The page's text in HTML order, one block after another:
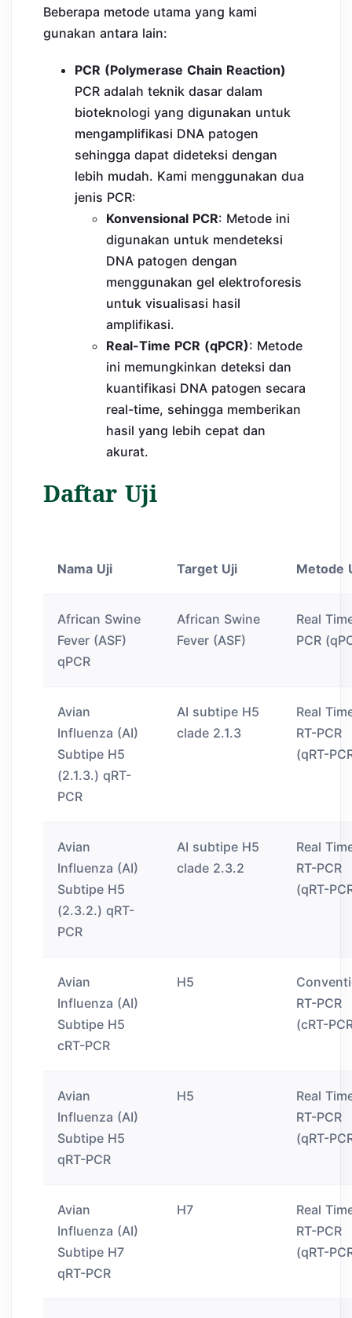
Beberapa metode utama yang kami
gunakan antara lain:
PCR (Polymerase Chain Reaction)
PCR adalah teknik dasar dalam
bioteknologi yang digunakan untuk
mengamplifikasi DNA patogen
sehingga dapat dideteksi dengan
lebih mudah. Kami menggunakan dua
jenis PCR:
Konvensional PCR: Metode ini
digunakan untuk mendeteksi
DNA patogen dengan
menggunakan gel elektroforesis
untuk visualisasi hasil
amplifikasi.
Real-Time PCR (qPCR): Metode
ini memungkinkan deteksi dan
kuantifikasi DNA patogen secara
real-time, sehingga memberikan
hasil yang lebih cepat dan
akurat.
Daftar Uji
Nama Uji Target Uji Metode
African Swine
Fever (ASF)
qPCR
African Swine
Fever (ASF)
Real
PCR
Avian
Influenza (AI)
Subtipe H5
(2.1.3.) qRT-
PCR
AI subtipe H5
clade 2.1.3
Real
RT-PCR
(qRT-
Avian
Influenza (AI)
Subtipe H5
(2.3.2.) qRT-
PCR
AI subtipe H5
clade 2.3.2
Real
RT-PCR
(qRT-
Avian
Influenza (AI)
Subtipe H5
cRT-PCR
H5
RT-PCR
(cRT-
Avian
Influenza (AI)
Subtipe H5
qRT-PCR
H5
Real
RT-PCR
(qRT-
Avian
Influenza (AI)
Subtipe H7
qRT-PCR
H7
Real
RT-PCR
(qRT-